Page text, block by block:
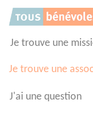
Je trouve une
Je trouve une
J'ai une question
Panneau de gestion des